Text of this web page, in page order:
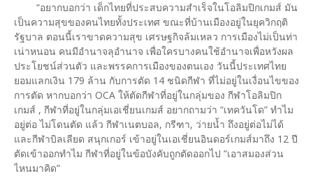
“อยากบอกว่า เด็กไทยที่ประสบความสำเร็จในโอลิมปิกเกมส์ มัน
เป็นความสุขของคนไทยทั้งประเทศ ขณะที่บ้านเมืองอยู่ในยุควิกฤติ
รัฐบาล ตอนนี้เราขาดความสุข เศรษฐกิจล้มเหลว การเมืองไม่เป็นท่า
เน่าหนอน คนมีอำนาจลุอำนาจ เพื่อใครบางคนใช้อำนาจเพื่อหวังผล
ประโยชน์ส่วนตัว และพรรคการเมืองของตนเอง วันนี้ประเทศไทย
ยอมแลกเงิน​ 179 ล้าน กับการตัด 14 ชนิดกีฬา ที่ไม่อยู่ในเงื่อนไขของ
การตัด หากบอกว่า OCA ให้ตัดกีฬาที่อยู่ในกลุ่มของ กีฬาโอลิมปิก
เกมส์ , กีฬาที่อยู่ในกลุ่มเอเชี่ยนเกมส์ อยากถามว่า “เทควันโด” ทำไม
อยู่ต่อ ไม่โดนตัด แล้ว กีฬาเนตบอล, กรีฑา, ว่ายน้ำ ถึงอยู่ต่อไม่ได้
และกีฬาบิลเลียด สนุกเกอร์ เข้าอยู่ในเอเชี่ยนอินดอร์เกมส์มาถึง 12 ปี
ตัดเข้าออกทำไม กีฬาที่อยู่ในข้อบังคับถูกตัดออกไป “เอาสมองส่วน
ไหนมาคิด”